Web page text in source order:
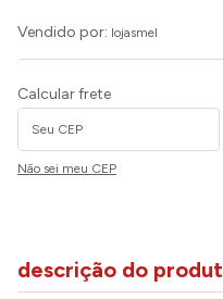
Vendido por: lojasmel
Calcular frete
Não sei meu CEP
descrição do